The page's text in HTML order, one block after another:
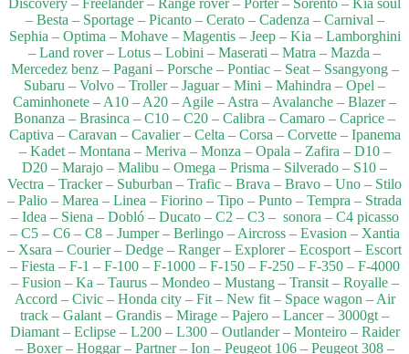
Discovery – Freelander – Range rover – Porter – Sorento – Kia soul
– Besta – Sportage – Picanto – Cerato – Cadenza – Carnival –
Sephia – Optima – Mohave – Magentis – Jeep – Kia – Lamborghini
– Land rover – Lotus – Lobini – Maserati – Matra – Mazda –
Mercedez benz – Pagani – Porsche – Pontiac – Seat – Ssangyong –
Subaru – Volvo – Troller – Jaguar – Mini – Mahindra – Opel –
Caminhonete – A10 – A20 – Agile – Astra – Avalanche – Blazer –
Bonanza – Brasinca – C10 – C20 – Calibra – Camaro – Caprice –
Captiva – Caravan – Cavalier – Celta – Corsa – Corvette – Ipanema
– Kadet – Montana – Meriva – Monza – Opala – Zafira – D10 –
D20 – Marajo – Malibu – Omega – Prisma – Silverado – S10 –
Vectra – Tracker – Suburban – Trafic – Brava – Bravo – Uno – Stilo
– Palio – Marea – Linea – Fiorino – Tipo – Punto – Tempra – Strada
– Idea – Siena – Dobló – Ducato – C2 – C3 – sonora – C4 picasso
– C5 – C6 – C8 – Jumper – Berlingo – Aircross – Evasion – Xantia
– Xsara – Courier – Dedge – Ranger – Explorer – Ecosport – Escort
– Fiesta – F-1 – F-100 – F-1000 – F-150 – F-250 – F-350 – F-4000
– Fusion – Ka – Taurus – Mondeo – Mustang – Transit – Royalle –
Accord – Civic – Honda city – Fit – New fit – Space wagon – Air
track – Galant – Grandis – Mirage – Pajero – Lancer – 3000gt –
Diamant – Eclipse – L200 – L300 – Outlander – Monteiro – Raider
– Boxer – Hoggar – Partner – Ion – Peugeot 106 – Peugeot 308 –